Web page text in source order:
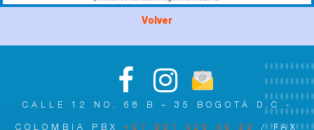
Volver
CALLE 12 NO. 68 B – 35 BOGOTÁ D.C -
COLOMBIA PBX +57 601 420 46 55 / FAX